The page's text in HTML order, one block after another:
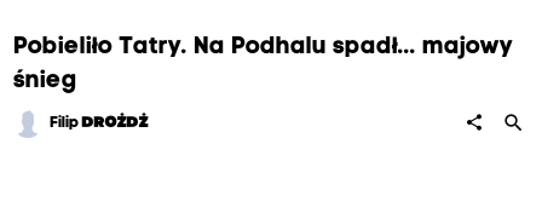
Pobieliło Tatry. Na Podhalu spadł... majowy
śnieg
Filip DROŻDŻ share search